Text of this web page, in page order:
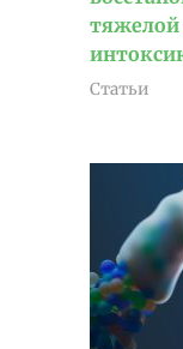
тяжелой
Статьи